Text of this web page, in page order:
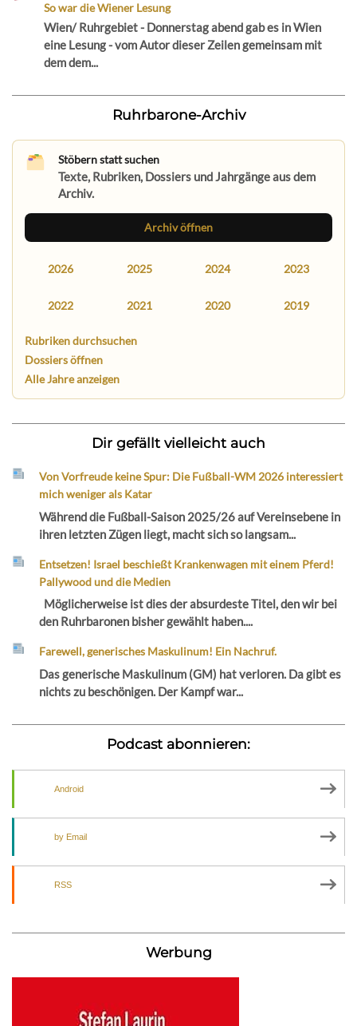
So war die Wiener Lesung
Wien/ Ruhrgebiet - Donnerstag abend gab es in Wien
eine Lesung - vom Autor dieser Zeilen gemeinsam mit
dem dem...
Ruhrbarone-Archiv
Stöbern statt suchen
Texte, Rubriken, Dossiers und Jahrgänge aus dem
Archiv.
Archiv öffnen
2026 2025 2024 2023
2022 2021 2020 2019
Rubriken durchsuchen
Dossiers öffnen
Alle Jahre anzeigen
Dir gefällt vielleicht auch
Von Vorfreude keine Spur: Die Fußball-WM 2026 interessiert
mich weniger als Katar
Während die Fußball-Saison 2025/26 auf Vereinsebene in
ihren letzten Zügen liegt, macht sich so langsam...
Entsetzen! Israel beschießt Krankenwagen mit einem Pferd!
Pallywood und die Medien
Möglicherweise ist dies der absurdeste Titel, den wir bei
den Ruhrbaronen bisher gewählt haben....
Farewell, generisches Maskulinum! Ein Nachruf.
Das generische Maskulinum (GM) hat verloren. Da gibt es
nichts zu beschönigen. Der Kampf war...
Podcast abonnieren:
Android
by Email
RSS
Werbung